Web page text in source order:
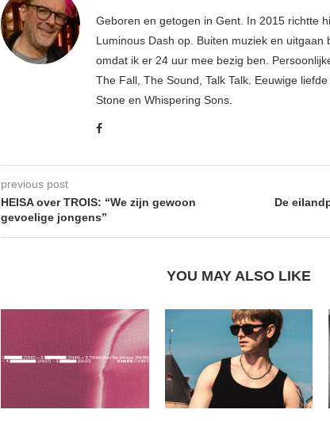
Geboren en getogen in Gent. In 2015 richtte
Luminous Dash op. Buiten muziek en uitgaan
omdat ik er 24 uur mee bezig ben.
The Fall, The Sound, Talk Talk. Eeuwige
Stone en Whispering Sons.
previous post
HEISA over TROIS: “We zijn gewoon
gevoelige jongens”
De
YOU MAY ALSO LIKE